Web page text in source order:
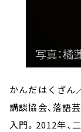
かんだはくざん
講談協会、落語
入門。2012年、